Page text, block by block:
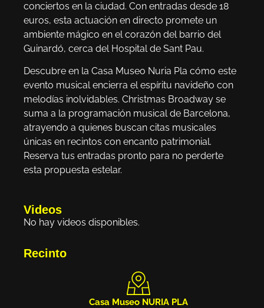
conciertos en la ciudad. Con entradas desde 18
euros, esta actuación en directo promete un
ambiente mágico en el corazón del barrio del
Guinardó, cerca del Hospital de Sant Pau.
Descubre en la Casa Museo Nuria Pla cómo este
evento musical encierra el espíritu navideño con
melodías inolvidables. Christmas Broadway se
suma a la programación musical de Barcelona,
atrayendo a quienes buscan citas musicales
únicas en recintos con encanto patrimonial.
Reserva tus entradas pronto para no perderte
esta propuesta estelar.
Videos
No hay videos disponibles.
Recinto
Casa Museo NURIA PLA